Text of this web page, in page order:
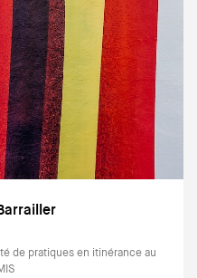
de pratiques en itinérance au